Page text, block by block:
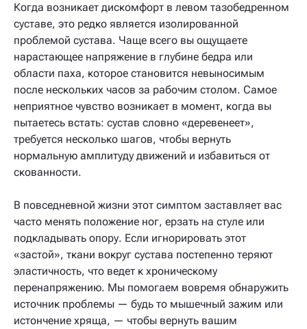
Когда возникает дискомфорт в левом тазобедренном
суставе, это редко является изолированной
проблемой сустава. Чаще всего вы ощущаете
нарастающее напряжение в глубине бедра или
области паха, которое становится невыносимым
после нескольких часов за рабочим столом. Самое
неприятное чувство возникает в момент, когда вы
пытаетесь встать: сустав словно «деревенеет»,
требуется несколько шагов, чтобы вернуть
нормальную амплитуду движений и избавиться от
скованности.
В повседневной жизни этот симптом заставляет вас
часто менять положение ног, ерзать на стуле или
подкладывать опору. Если игнорировать этот
«застой», ткани вокруг сустава постепенно теряют
эластичность, что ведет к хроническому
перенапряжению. Мы помогаем вовремя обнаружить
источник проблемы — будь то мышечный зажим или
истончение хряща, — чтобы вернуть вашим